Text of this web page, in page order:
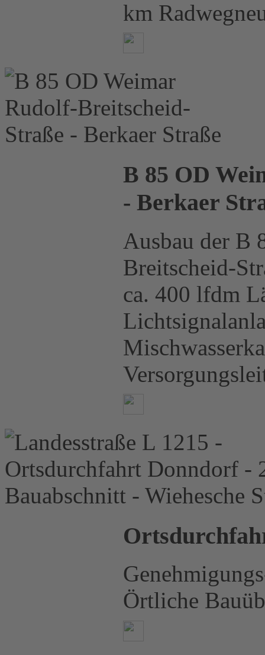
km
B 85 OD
- Berkaer
Ausbau der B
Breitscheid-
ca. 400 lfdm
Örtliche